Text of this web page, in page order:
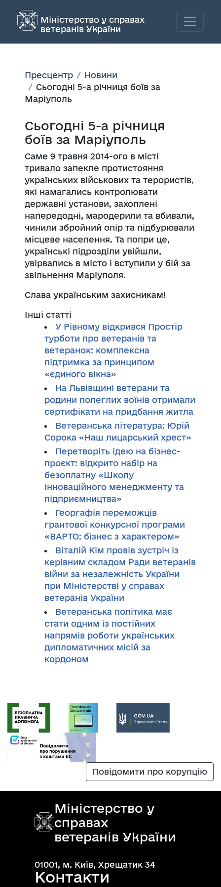
Міністерство у справах
ветеранів України
Пресцентр
Новини
Сьогодні 5-а річниця боїв за
Маріуполь
Сьогодні 5-а річниця
боїв за Маріуполь
Саме 9 травня 2014-ого в місті
тривало запекле протистояння
українських військових та терористів,
які намагались контролювати
державні установи, захоплені
напередодні, мародерили та вбивали,
чинили збройний опір та підбурювали
місцеве населення. Та попри це,
українські підрозділи увійшли,
увірвались в місто і вступили у бій за
звільнення Маріуполя.
Слава українським захисникам!
Інші статті
У Рівному відкрився Простір
турботи про ветеранів та
ветеранок: комплексна
підтримка за принципом
«єдиного вікна»
На Львівщині ветерани та
родини полеглих воїнів отримали
сертифікати на придбання житла
Ветеранська література: Юрій
Сорока «Наш лицарський хрест»
Перетворіть ідею на бізнес-
проєкт: відкрито набір на
безоплатну «Школу
інноваційного менеджменту та
підприємництва»
Георгафія переможців
грантової конкурсної програми
«ВАРТО: бізнес з характером»
Віталій Кім провів зустріч із
керівним складом Ради ветеранів
війни за незалежність України
при Міністерстві у справах
ветеранів України
Ветеранська політика має
стати одним із постійних
напрямів роботи українських
дипломатичних місій за
кордоном
Повідомити про корупцію
Міністерство у
справах
ветеранів України
01001, м. Київ, Хрещатик 34
Контакти